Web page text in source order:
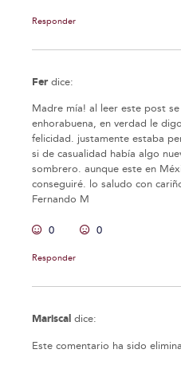
Responder
Fer dice:
Madre mía! al leer este post
enhorabuena, en verdad le
felicidad. justamente estaba
si de casualidad había algo
sombrero. aunque este en
conseguiré. lo saludo con
Fernando M
0 0
Responder
Mariscal dice:
Este comentario ha sido